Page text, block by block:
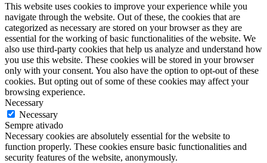
This website uses cookies to improve your experience while you
navigate through the website. Out of these, the cookies that are
categorized as necessary are stored on your browser as they are
essential for the working of basic functionalities of the website. We
also use third-party cookies that help us analyze and understand how
you use this website. These cookies will be stored in your browser
only with your consent. You also have the option to opt-out of these
cookies. But opting out of some of these cookies may affect your
browsing experience.
Necessary
Necessary
Sempre ativado
Necessary cookies are absolutely essential for the website to
function properly. These cookies ensure basic functionalities and
security features of the website, anonymously.